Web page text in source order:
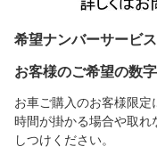
希望ナンバーサービス
お客様のご希望の数
お車ご購入のお客様限
時間が掛かる場合や取れ
しつけください。